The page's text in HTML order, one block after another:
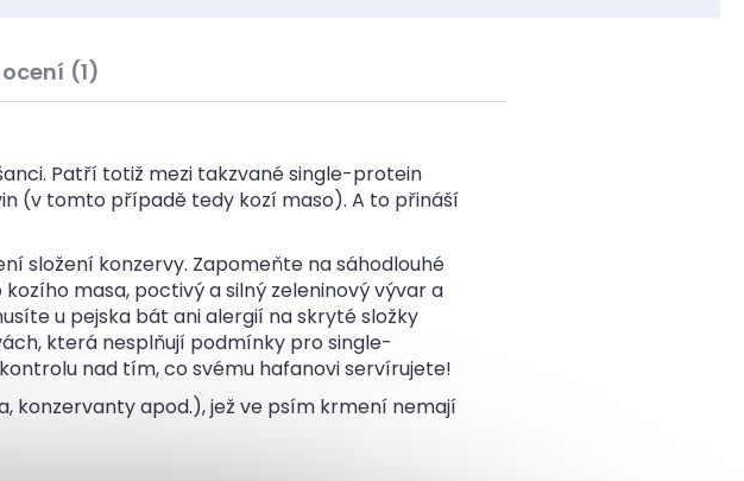
(1)
Patří totiž mezi takzvané single-protein
(v tomto případě tedy kozí maso). A to přináší
složení konzervy. Zapomeňte na sáhodlouhé
masa, poctivý a silný zeleninový vývar a
u pejska bát ani alergií na skryté složky
která nesplňují podmínky pro single-
nad tím, co svému hafanovi servírujete!
konzervanty apod.), jež ve psím krmení nemají